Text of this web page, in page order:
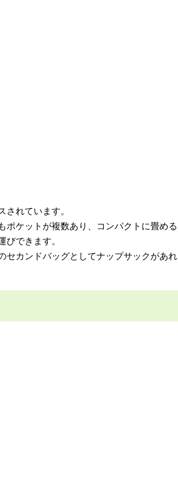
れています。
ポケットが複数あり、コンパクトに畳める
できます。
セカンドバッグとしてナップサックがあれ